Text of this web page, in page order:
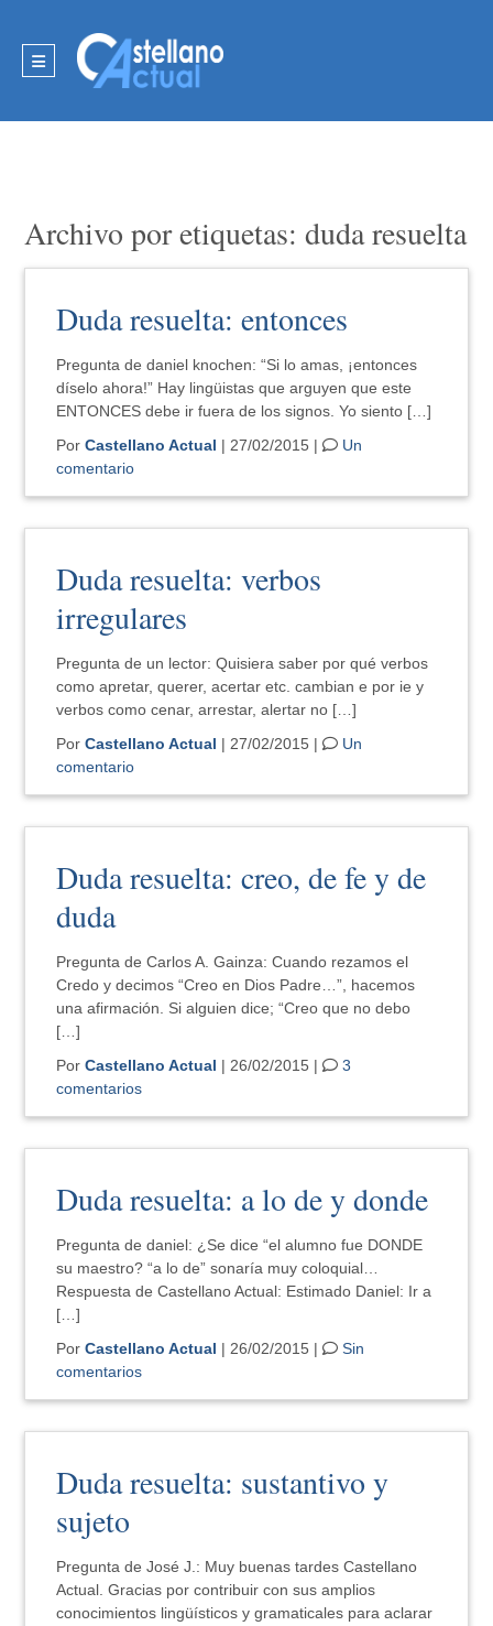
Archivo por etiquetas: duda resuelta
Duda resuelta: entonces
Pregunta de daniel knochen: “Si lo amas, ¡entonces
díselo ahora!” Hay lingüistas que arguyen que este
ENTONCES debe ir fuera de los signos. Yo siento […]
PorCastellano Actual | 27/02/2015 |
Un
comentario
Duda resuelta: verbos
irregulares
Pregunta de un lector: Quisiera saber por qué verbos
como apretar, querer, acertar etc. cambian e por ie y
verbos como cenar, arrestar, alertar no […]
PorCastellano Actual | 27/02/2015 |
Un
comentario
Duda resuelta: creo, de fe y de
duda
Pregunta de Carlos A. Gainza: Cuando rezamos el
Credo y decimos “Creo en Dios Padre…”, hacemos
una afirmación. Si alguien dice; “Creo que no debo
[…]
PorCastellano Actual | 26/02/2015 |
3
comentarios
Duda resuelta: a lo de y donde
Pregunta de daniel: ¿Se dice “el alumno fue DONDE
su maestro? “a lo de” sonaría muy coloquial…
Respuesta de Castellano Actual: Estimado Daniel: Ir a
[…]
PorCastellano Actual | 26/02/2015 |
Sin
comentarios
Duda resuelta: sustantivo y
sujeto
Pregunta de José J.: Muy buenas tardes Castellano
Actual. Gracias por contribuir con sus amplios
conocimientos lingüísticos y gramaticales para aclarar